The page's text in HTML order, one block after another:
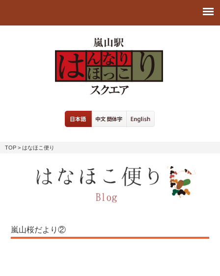
TOP > はなほこ便り
嵐山桜だより②